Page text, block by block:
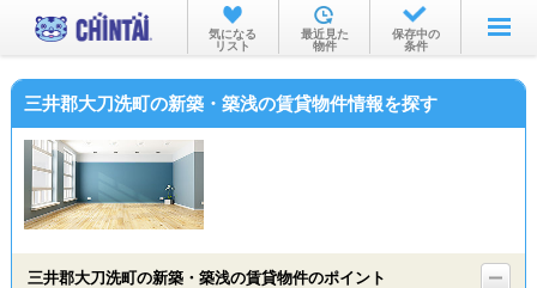
お部屋を探す
沿線・駅から
物件特集から
気になる
リスト
最近見た
物件
保存中の
条件
三井郡大刀洗町の新築・築浅の賃貸物件情報を探す
三井郡大刀洗町の新築・築浅の賃貸物件のポイント